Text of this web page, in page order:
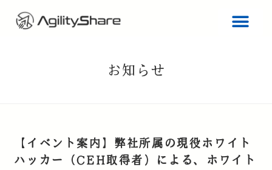
【イベント案内】弊社所属の現役ホワイト
ハッカー（CEH取得者）による、ホワイト